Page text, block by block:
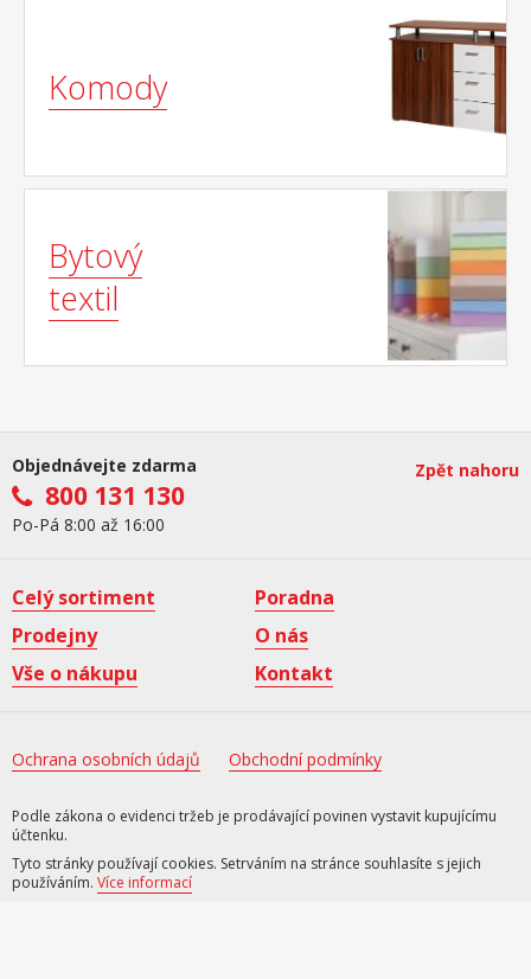
Komody
Bytový
textil
Objednávejte zdarma
800 131 130
Po-Pá 8:00 až 16:00
Zpět nahoru
Celý sortiment
Poradna
Prodejny
O nás
Vše o nákupu
Kontakt
Ochrana osobních údajů Obchodní podmínky
Podle zákona o evidenci tržeb je prodávající povinen vystavit kupujícímu
účtenku.
Tyto stránky používají cookies. Setrváním na stránce souhlasíte s jejich
používáním. Více informací